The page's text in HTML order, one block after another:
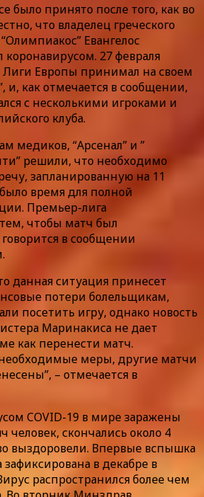
было принято после того, как во
что владелец греческого
Евангелос
коронавирусом. 27 февраля
Лиги Европы принимал на своем
и, как отмечается в сообщении,
с несколькими игроками и
клуба.
медиков, “Арсенал” и ”
решили, что необходимо
запланированную на 11
время для полной
Премьер-лига
тем, чтобы матч был
в сообщении
данная ситуация принесет
потери болельщикам,
посетить игру, однако новость
Маринакиса не дает
как перенести матч.
меры, другие матчи
– отмечается в
COVID-19 в мире заражены
человек, скончались около 4
выздоровели. Впервые вспышка
в декабре в
распространился более чем